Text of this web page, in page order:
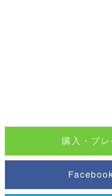
購入・プ